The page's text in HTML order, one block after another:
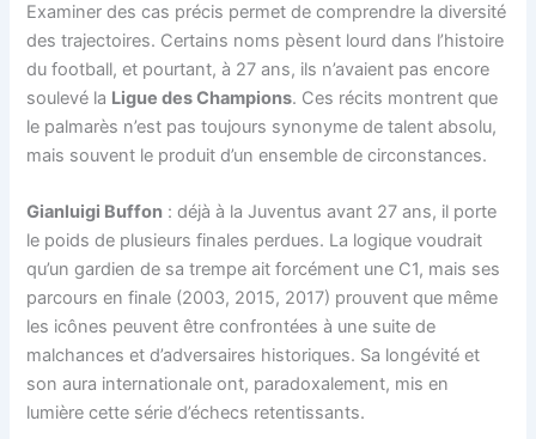
Examiner des cas précis permet de comprendre la diversité
des trajectoires. Certains noms pèsent lourd dans l’histoire
du football, et pourtant, à 27 ans, ils n’avaient pas encore
soulevé la Ligue des Champions. Ces récits montrent que
le palmarès n’est pas toujours synonyme de talent absolu,
mais souvent le produit d’un ensemble de circonstances.
Gianluigi Buffon : déjà à la Juventus avant 27 ans, il porte
le poids de plusieurs finales perdues. La logique voudrait
qu’un gardien de sa trempe ait forcément une C1, mais ses
parcours en finale (2003, 2015, 2017) prouvent que même
les icônes peuvent être confrontées à une suite de
malchances et d’adversaires historiques. Sa longévité et
son aura internationale ont, paradoxalement, mis en
lumière cette série d’échecs retentissants.